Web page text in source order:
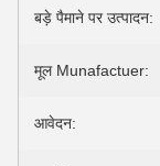
बड़े पैमाने पर उत्पादन:
मूल Munafactuer:
आवेदन: